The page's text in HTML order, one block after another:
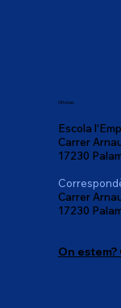
Oficines:
Escola
Carrer
17230
Carrer
17230
On estem?